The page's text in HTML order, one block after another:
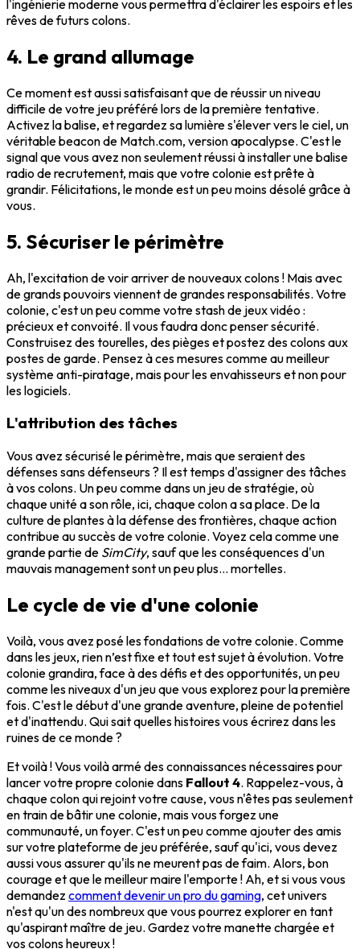
l'ingénierie moderne vous permettra d'éclairer les espoirs et les
rêves de futurs colons.
4. Le grand allumage
Ce moment est aussi satisfaisant que de réussir un niveau
difficile de votre jeu préféré lors de la première tentative.
Activez la balise, et regardez sa lumière s'élever vers le ciel, un
véritable beacon de Match.com, version apocalypse. C'est le
signal que vous avez non seulement réussi à installer une balise
radio de recrutement, mais que votre colonie est prête à
grandir. Félicitations, le monde est un peu moins désolé grâce à
vous.
5. Sécuriser le périmètre
Ah, l'excitation de voir arriver de nouveaux colons ! Mais avec
de grands pouvoirs viennent de grandes responsabilités. Votre
colonie, c'est un peu comme votre stash de jeux vidéo :
précieux et convoité. Il vous faudra donc penser sécurité.
Construisez des tourelles, des pièges et postez des colons aux
postes de garde. Pensez à ces mesures comme au meilleur
système anti-piratage, mais pour les envahisseurs et non pour
les logiciels.
L'attribution des tâches
Vous avez sécurisé le périmètre, mais que seraient des
défenses sans défenseurs ? Il est temps d'assigner des tâches
à vos colons. Un peu comme dans un jeu de stratégie, où
chaque unité a son rôle, ici, chaque colon a sa place. De la
culture de plantes à la défense des frontières, chaque action
contribue au succès de votre colonie. Voyez cela comme une
grande partie de SimCity, sauf que les conséquences d'un
mauvais management sont un peu plus... mortelles.
Le cycle de vie d'une colonie
Voilà, vous avez posé les fondations de votre colonie. Comme
dans les jeux, rien n’est fixe et tout est sujet à évolution. Votre
colonie grandira, face à des défis et des opportunités, un peu
comme les niveaux d'un jeu que vous explorez pour la première
fois. C'est le début d'une grande aventure, pleine de potentiel
et d'inattendu. Qui sait quelles histoires vous écrirez dans les
ruines de ce monde ?
Et voilà ! Vous voilà armé des connaissances nécessaires pour
lancer votre propre colonie dans Fallout 4. Rappelez-vous, à
chaque colon qui rejoint votre cause, vous n'êtes pas seulement
en train de bâtir une colonie, mais vous forgez une
communauté, un foyer. C'est un peu comme ajouter des amis
sur votre plateforme de jeu préférée, sauf qu'ici, vous devez
aussi vous assurer qu'ils ne meurent pas de faim. Alors, bon
courage et que le meilleur maire l'emporte ! Ah, et si vous vous
demandez comment devenir un pro du gaming, cet univers
n'est qu'un des nombreux que vous pourrez explorer en tant
qu'aspirant maître de jeu. Gardez votre manette chargée et
vos colons heureux !